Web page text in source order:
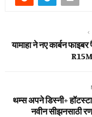
यामाहा ने नए कार्बन
थम्‍स अपने डिस्नी+
नवीन सीझनसाठी